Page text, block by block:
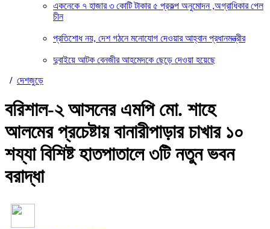
একনেকে ৭ হাজার ৩ কোটি টাকার ৫ প্রকল্প অনুমোদন ,অগ্রাধিকার পেল
চীন
প্রতিশোধ নয়, দেশ গঠনে মনোযোগ দেওয়ার আহ্বান প্রধানমন্ত্রীর
দুবাইয়ে আটক বেনজীর আহমেদকে ছেড়ে দেওয়া হয়েছে
/ দেশজুড়ে
বরিশাল-২ আসনের এমপি মো. শাহে
আলমের প্রচেষ্টায় বানারীপাড়ার চাখার ১০
শয্যা বিশিষ্ট হাতপাতালে ৩টি নতুন ভবন
বরাদ্ধা